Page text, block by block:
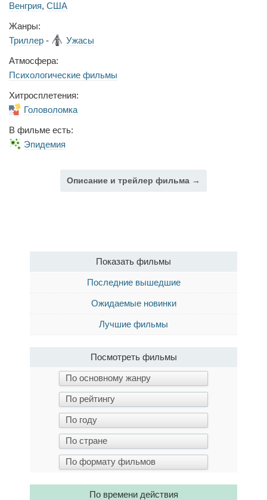
Венгрия, США
Жанры:
Триллер -
Ужасы
Атмосфера:
Психологические фильмы
Хитросплетения:
Головоломка
В фильме есть:
Эпидемия
Описание и трейлер фильма →
Показать фильмы
Последние вышедшие
Ожидаемые новинки
Лучшие фильмы
Посмотреть фильмы
По времени действия